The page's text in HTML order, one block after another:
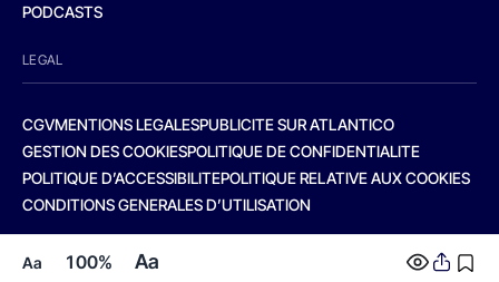
Aa 100% Aa
PODCASTS
LEGAL
CGVMENTIONS LEGALESPUBLICITE SUR ATLANTICO
GESTION DES COOKIESPOLITIQUE DE CONFIDENTIALITE
POLITIQUE D’ACCESSIBILITEPOLITIQUE RELATIVE AUX COOKIES
CONDITIONS GENERALES D’UTILISATION